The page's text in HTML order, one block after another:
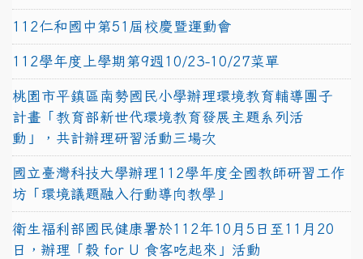
112仁和國中第51屆校慶暨運動會
112學年度上學期第9週10/23-10/27菜單
桃園市平鎮區南勢國民小學辦理環境教育輔導團子
計畫「教育部新世代環境教育發展主題系列活
動」，共計辦理研習活動三場次
國立臺灣科技大學辦理112學年度全國教師研習工作
坊「環境議題融入行動導向教學」
衛生福利部國民健康署於112年10月5日至11月20
日，辦理「穀 for U 食客吃起來」活動